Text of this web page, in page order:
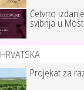
Četvrto
svibnja u
HRVATSKA
Projekat za